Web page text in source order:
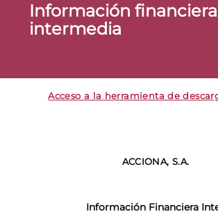
Información financiera
intermedia
Acceso a la herramienta de
ACCIONA, S.A.
Información Financiera